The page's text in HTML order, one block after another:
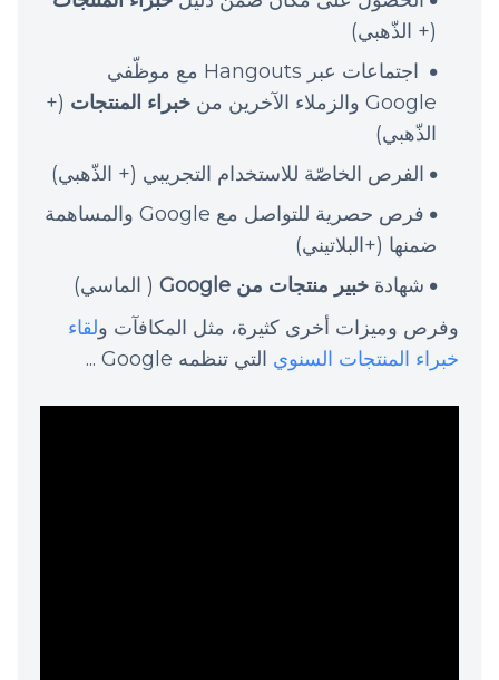
(+ الذّهبي)
اجتماعات عبر Hangouts مع موظّفي
Google والزملاء الآخرين من
خبراء المنتجات (+
الذّهبي)
الفرص الخاصّة للاستخدام التجريبي (+ الذّهبي)
فرص حصرية للتواصل مع Google والمساهمة
ضمنها (+البلاتيني)
شهادة خبير منتجات من Google
( الماسي)
وفرص وميزات أخرى كثيرة، مثل المكافآت ولقاء
خبراء المنتجات السنوي التي تنظمه Google ...